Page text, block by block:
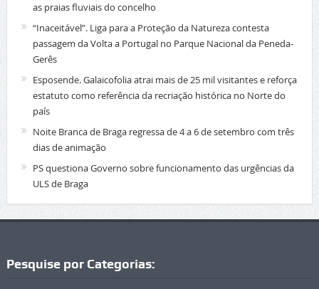
as praias fluviais do concelho
“Inaceitável”. Liga para a Proteção da Natureza contesta
passagem da Volta a Portugal no Parque Nacional da Peneda-
Gerês
Esposende. Galaicofolia atrai mais de 25 mil visitantes e reforça
estatuto como referência da recriação histórica no Norte do
país
Noite Branca de Braga regressa de 4 a 6 de setembro com três
dias de animação
PS questiona Governo sobre funcionamento das urgências da
ULS de Braga
Pesquise por Categorias: